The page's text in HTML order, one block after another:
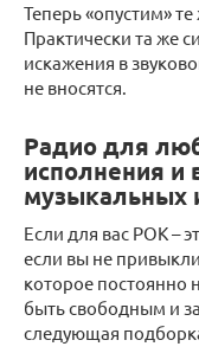
Теперь «опустим»
Практически та же
искажения в
не вносятся.
Радио для
исполнения и
музыкальных
Если для вас РОК –
если вы не
которое постоянно
быть свободным и
следующая